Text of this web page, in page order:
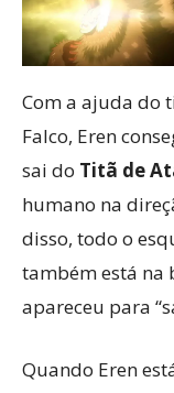
Com a ajuda do
Falco, Eren
sai do Titã de
humano na
disso, todo o
também está na
apareceu para
Quando Eren